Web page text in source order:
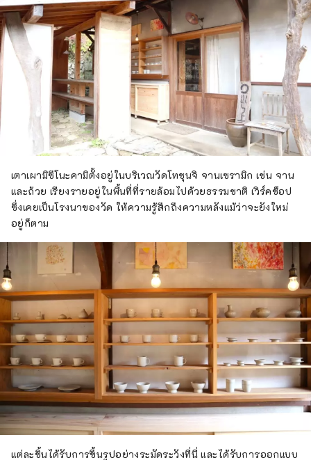
เตาเผามิซึโนะคามิตั้งอยู่ในบริเวณวัดโทชุนจิ จานเซรามิก เช่น จาน
และถ้วย เรียงรายอยู่ในพื้นที่ที่รายล้อมไปด้วยธรรมชาติ เวิร์คช็อป
ซึ่งเคยเป็นโรงนาของวัด ให้ความรู้สึกถึงความหลังแม้ว่าจะยังใหม่
อยู่ก็ตาม
แต่ละชิ้นได้รับการขึ้นรูปอย่างระมัดระวังที่นี่ และได้รับการออกแบบ